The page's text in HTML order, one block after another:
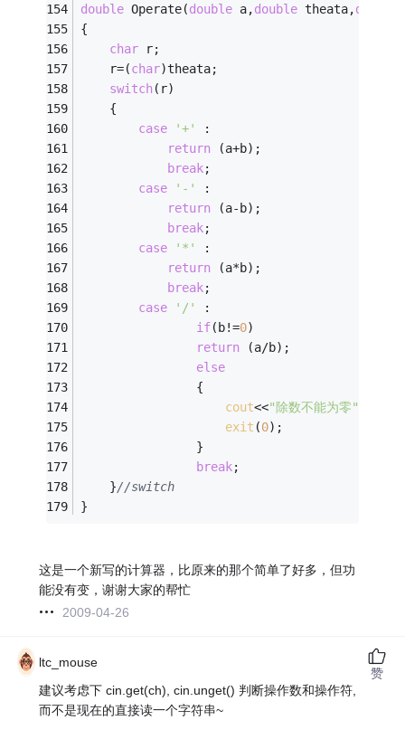
double Operate(double a,double theata,double
{
char r;
	r=(
char)theata;
switch(r)
	{
case
'+'
:
return (a+b);
break;
case
'-'
:
return (a-b);
break;
case
'*'
:
return (a*b);
break;
case
'/'
if(b!=0)
return (a/b);
else
cout<<"除数不能为零"
exit (0);
				}
break;
	}
//switch
}
这是一个新写的计算器，比原来的那个简单了好多，但功
能没有变，谢谢大家的帮忙
2009-04-26
ltc_mouse
建议考虑下 cin.get(ch), cin.unget() 判断操作数和操作符,
而不是现在的直接读一个字符串~
赞